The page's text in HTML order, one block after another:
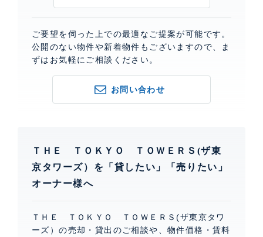
ご要望を伺った上での最適なご提案が可能です。
公開のない物件や新着物件もございますので、ま
ずはお気軽にご相談ください。
お問い合わせ
ＴＨＥ ＴＯＫＹＯ ＴＯＷＥＲＳ(ザ東
京タワーズ）を「貸したい」「売りたい」
オーナー様へ
ＴＨＥ ＴＯＫＹＯ ＴＯＷＥＲＳ(ザ東京タワ
ーズ）の売却・貸出のご相談や、物件価格・賃料